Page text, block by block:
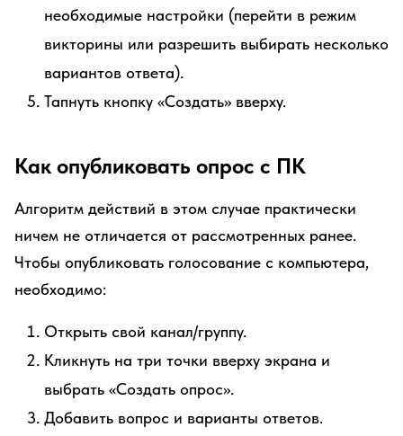
необходимые настройки (перейти в режим
викторины или разрешить выбирать несколько
вариантов ответа).
Тапнуть кнопку «Создать» вверху.
Как опубликовать опрос с ПК
Алгоритм действий в этом случае практически
ничем не отличается от рассмотренных ранее.
Чтобы опубликовать голосование с компьютера,
необходимо:
Открыть свой канал/группу.
Кликнуть на три точки вверху экрана и
выбрать «Создать опрос».
Добавить вопрос и варианты ответов.